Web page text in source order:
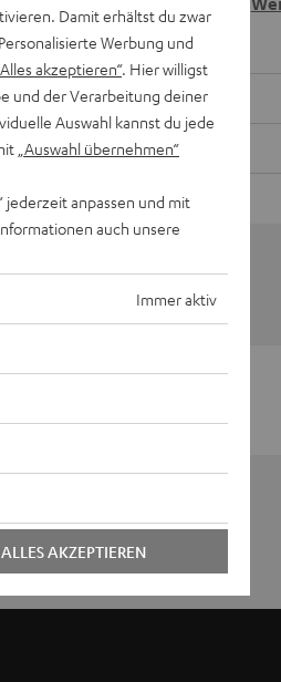
Damit erhältst du zwar
Werbung und
„Alles akzeptieren“. Hier willigst
und der Verarbeitung deiner
Auswahl kannst du jede
„Auswahl übernehmen“
jederzeit anpassen und mit
auch unsere
Immer aktiv
ALLES AKZEPTIEREN